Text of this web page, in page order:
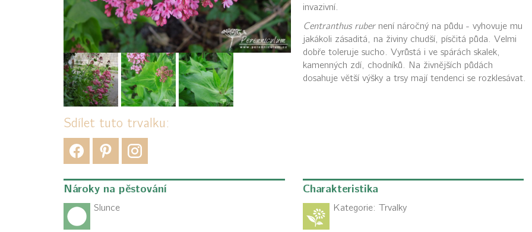
Sdílet tuto trvalku:
invazivní.
Centranthus rubernení náročný na půdu - vyhovuje mu
jakákoli zásaditá, na živiny chudší, písčitá půda. Velmi
dobře toleruje sucho. Vyrůstá i ve spárách skalek,
kamenných zdí, chodníků. Na živnějších půdách
dosahuje větší výšky a trsy mají tendenci se rozklesávat.
Nároky na pěstování
Slunce
Charakteristika
Kategorie: Trvalky